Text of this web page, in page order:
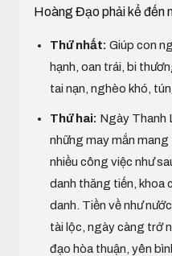
Hoàng Đạo phải kể đến
Thứ nhất: Giúp con
hạnh, oan trái, bi
tai nạn, nghèo khó,
Thứ hai: Ngày Thanh
những may mắn
nhiều công việc như
danh thăng tiến, khoa
danh. Tiền về như
tài lộc, ngày càng trở
đạo hòa thuận, yên